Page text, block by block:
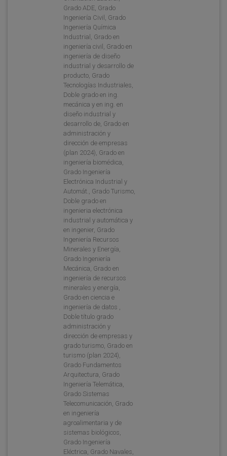
Grado ADE, Grado
Ingeniería Civil, Grado
Ingeniería Química
Industrial, Grado en
ingeniería civil, Grado en
ingeniería de diseño
industrial y desarrollo de
producto, Grado
Tecnologías Industriales,
Doble grado en ing.
mecánica y en ing. en
diseño industrial y
desarrollo de, Grado en
administración y
dirección de empresas
(plan 2024), Grado en
ingeniería biomédica,
Grado Ingeniería
Electrónica Industrial y
Automát., Grado Turismo,
Doble grado en
ingenieria electrónica
industrial y automática y
en ingenier, Grado
Ingeniería Recursos
Minerales y Energía,
Grado Ingeniería
Mecánica, Grado en
ingeniería de recursos
minerales y energía,
Grado en ciencia e
ingeniería de datos ,
Doble título grado
administración y
dirección de empresas y
grado turismo, Grado en
turismo (plan 2024),
Grado Fundamentos
Arquitectura, Grado
Ingeniería Telemática,
Grado Sistemas
Telecomunicación, Grado
en ingeniería
agroalimentaria y de
sistemas biológicos,
Grado Ingeniería
Eléctrica, Grado Navales,